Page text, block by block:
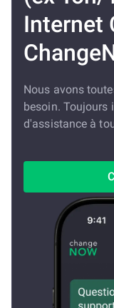
Internet
Nous avons
besoin. Toujours
d'assistance à